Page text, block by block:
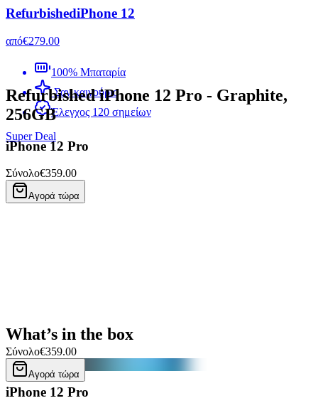
RefurbishediPhone 12
από€279.00
100% Μπαταρία
Σαν καινούριο
Έλεγχος 120 σημείων
Super Deal
Refurbished iPhone 12 Pro - Graphite,
256GB
iPhone 12 Pro
Σύνολο€359.00
Αγορά τώρα
Σύνολο€359.00
Αγορά τώρα
What’s in the box
iPhone 12 Pro